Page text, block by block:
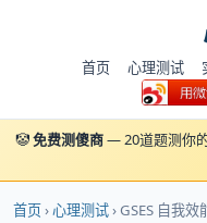
首页 心理测试
🤡免费测傻商— 20道题测你的
首页›心理测试› GSES 自我